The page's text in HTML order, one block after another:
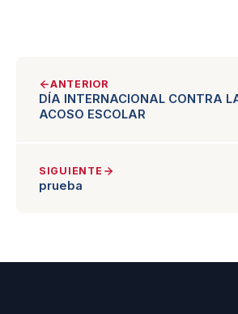
ANTERIOR
DÍA INTERNACIONAL CONTRA
ACOSO ESCOLAR
SIGUIENTE
prueba